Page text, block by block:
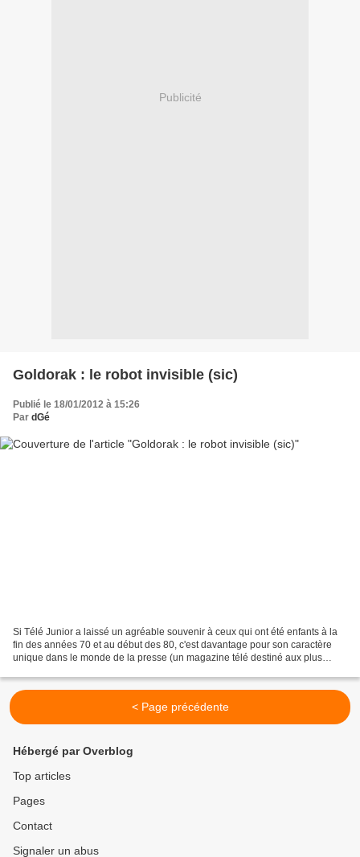
Publicité
Goldorak : le robot invisible (sic)
Publié le 18/01/2012 à 15:26
Par dGé
Si Télé Junior a laissé un agréable souvenir à ceux qui ont été enfants à la
fin des années 70 et au début des 80, c'est davantage pour son caractère
unique dans le monde de la presse (un magazine télé destiné aux plus
< Page précédente
Hébergé par Overblog
Top articles
Pages
Contact
Signaler un abus